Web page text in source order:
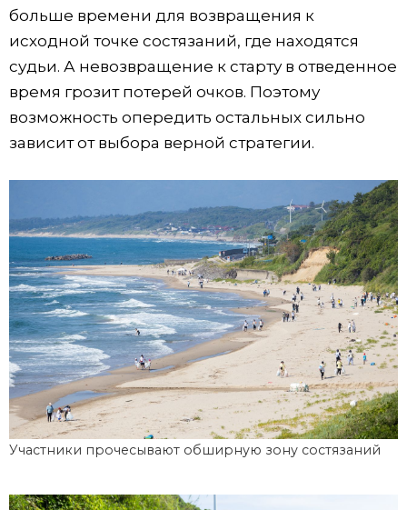
больше времени для возвращения к
исходной точке состязаний, где находятся
судьи. А невозвращение к старту в отведенное
время грозит потерей очков. Поэтому
возможность опередить остальных сильно
зависит от выбора верной стратегии.
Участники прочесывают обширную зону состязаний